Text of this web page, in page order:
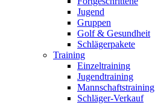
Jugend
Gruppen
Golf & Gesundheit
Schlägerpakete
Training
Einzeltraining
Jugendtraining
Mannschaftstraining
Schläger-Verkauf